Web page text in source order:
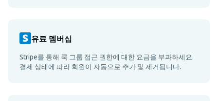
유료 멤버십
Stripe를 통해 쿡 그룹 접근 권한에 대한 요금을 부과하세요.
결제 상태에 따라 회원이 자동으로 추가 및 제거됩니다.